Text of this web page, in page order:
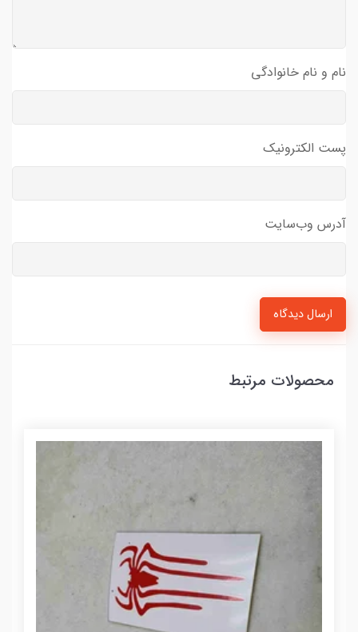
نام و نام خانوادگی
پست الکترونیک
آدرس وب‌سایت
ارسال دیدگاه
محصولات مرتبط